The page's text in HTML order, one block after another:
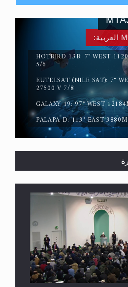
ومهيمنٌ عليها.. ليس
HOTBIRD 13B: 7° WEST
5/6
EUTELSAT (NILE SAT): 7°
27500 V 7/8
GALAXY 19: 97° WEST
PALAPA D: 113° EAST